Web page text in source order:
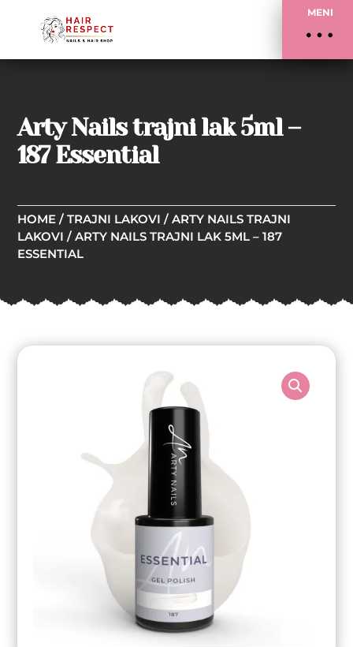
MENI
Arty Nails trajni lak 5ml –
187 Essential
HOME /TRAJNI LAKOVI /ARTY NAILS TRAJNI
LAKOVI / ARTY NAILS TRAJNI LAK 5ML – 187
ESSENTIAL